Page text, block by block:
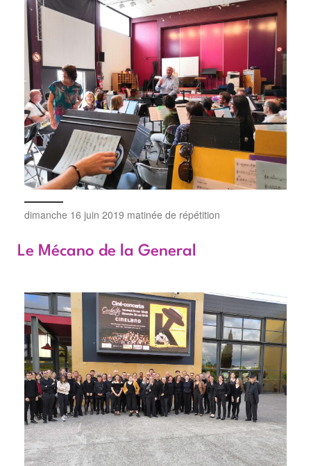
dimanche 16 juin 2019 matinée de répétition
Le Mécano de la General